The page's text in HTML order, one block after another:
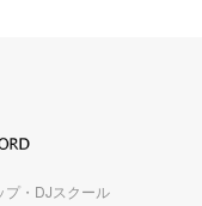
プ・DJスクール